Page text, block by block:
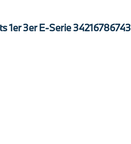
1er 3er E-Serie 34216786743